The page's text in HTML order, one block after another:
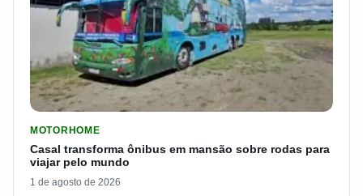
MOTORHOME
Casal transforma ônibus em mansão sobre rodas para
viajar pelo mundo
1 de agosto de 2026